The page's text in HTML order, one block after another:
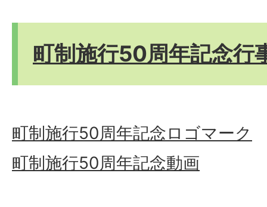
町制施行50周年記念行
町制施行50周年記念ロゴマーク
町制施行50周年記念動画